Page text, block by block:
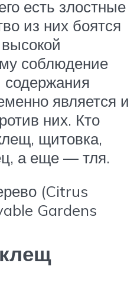
есть злостные
из них боятся
соблюдение
является и
них. Кто
щитовка,
а еще — тля.
(Citrus
Gardens